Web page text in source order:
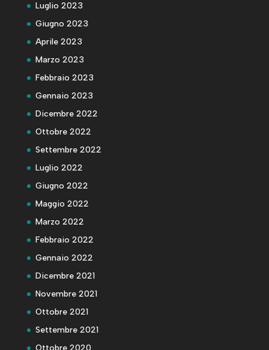
Luglio 2023
Giugno 2023
Aprile 2023
Marzo 2023
Febbraio 2023
Gennaio 2023
Dicembre 2022
Ottobre 2022
Settembre 2022
Luglio 2022
Giugno 2022
Maggio 2022
Marzo 2022
Febbraio 2022
Gennaio 2022
Dicembre 2021
Novembre 2021
Ottobre 2021
Settembre 2021